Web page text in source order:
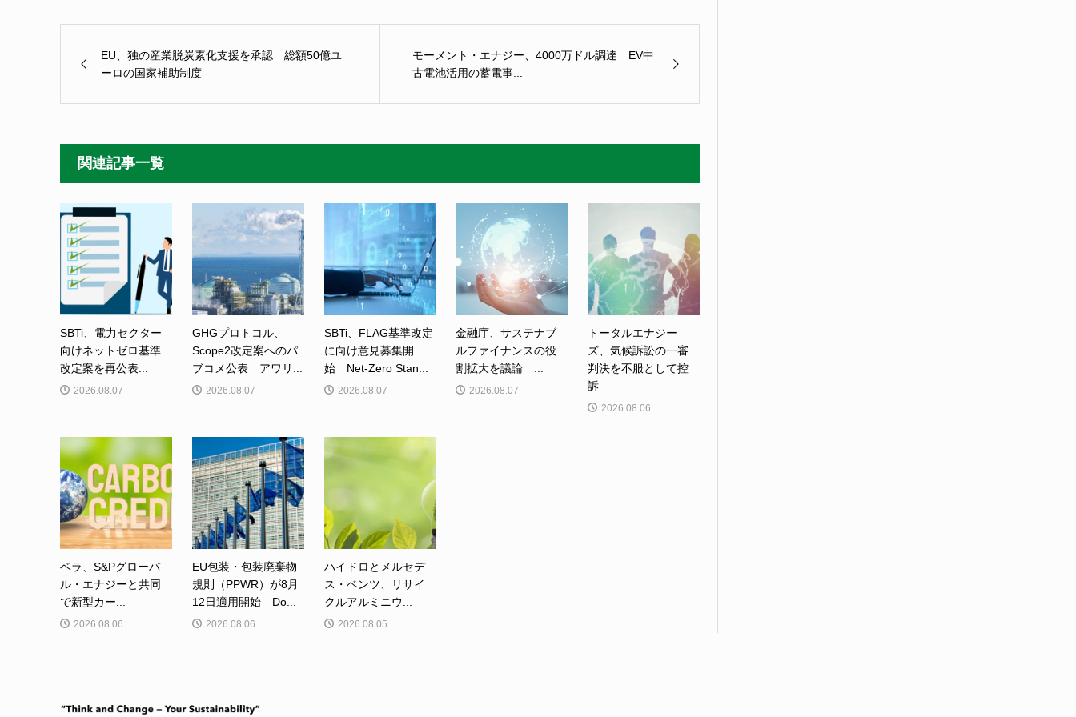
EU、独の産業脱炭素化支援を承認 総額50億ユ
ーロの国家補助制度
モーメント・エナジー、4000万ドル調達 EV中
古電池活用の蓄電事...
関連記事一覧
SBTi、電力セクター
向けネットゼロ基準
改定案を再公表...
2026.08.07
GHGプロトコル、
Scope2改定案へのパ
ブコメ公表 アワリ...
2026.08.07
SBTi、FLAG基準改定
に向け意見募集開
始 Net-Zero Stan...
2026.08.07
金融庁、サステナブ
ルファイナンスの役
割拡大を議論 ...
2026.08.07
トータルエナジー
ズ、気候訴訟の一審
判決を不服として控
訴
2026.08.06
ベラ、S&Pグローバ
ル・エナジーと共同
で新型カー...
2026.08.06
EU包装・包装廃棄物
規則（PPWR）が8月
12日適用開始 Do...
2026.08.06
ハイドロとメルセデ
ス・ベンツ、リサイ
クルアルミニウ...
2026.08.05